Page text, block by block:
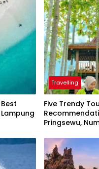
Travelling
Five Trendy
Pringsewu,
President